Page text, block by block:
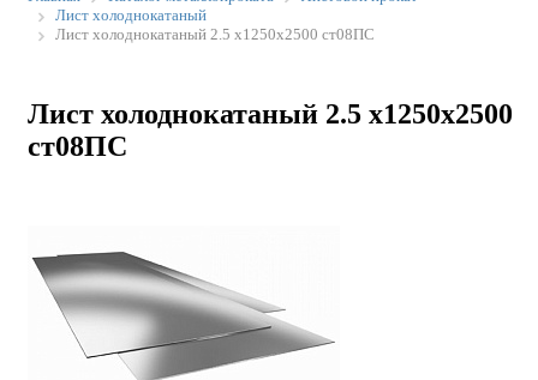
Лист холоднокатаный
Лист холоднокатаный 2.5 х1250х2500 ст08ПС
Лист холоднокатаный 2.5 х1250х2500
ст08ПС